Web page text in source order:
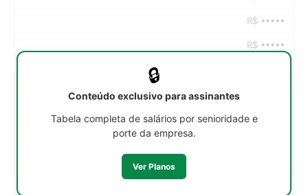
R$ •••••
R$ •••••
🔒
Conteúdo exclusivo para assinantes
Tabela completa de salários por senioridade e
porte da empresa.
Ver Planos